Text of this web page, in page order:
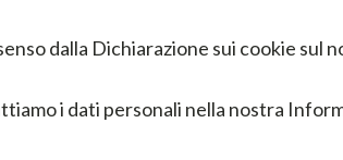
dalla Dichiarazione sui cookie sul
i dati personali nella nostra